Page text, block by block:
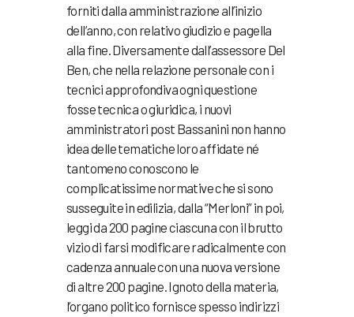
forniti dalla amministrazione all’inizio
dell’anno, con relativo giudizio e pagella
alla fine. Diversamente dall’assessore Del
Ben, che nella relazione personale con i
tecnici approfondiva ogni questione
fosse tecnica o giuridica, i nuovi
amministratori post Bassanini non hanno
idea delle tematiche loro affidate né
tantomeno conoscono le
complicatissime normative che si sono
susseguite in edilizia, dalla “Merloni” in poi,
leggi da 200 pagine ciascuna con il brutto
vizio di farsi modificare radicalmente con
cadenza annuale con una nuova versione
di altre 200 pagine. Ignoto della materia,
l’organo politico fornisce spesso indirizzi